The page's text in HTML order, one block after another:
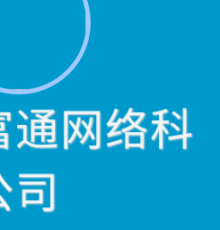
网络科
司